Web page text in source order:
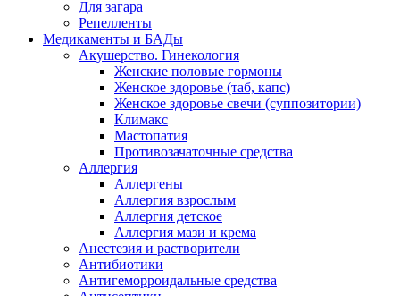
Для загара
Репелленты
Медикаменты и БАДы
Акушерство. Гинекология
Женские половые гормоны
Женское здоровье (таб, капс)
Женское здоровье свечи (суппозитории)
Климакс
Мастопатия
Противозачаточные средства
Аллергия
Аллергены
Аллергия взрослым
Аллергия детское
Аллергия мази и крема
Анестезия и растворители
Антибиотики
Антигеморроидальные средства